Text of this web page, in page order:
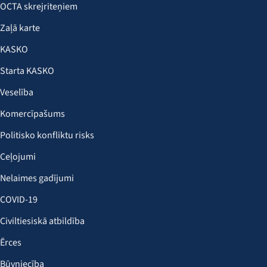
OCTA skrejriteņiem
Zaļā karte
KASKO
Starta KASKO
Veselība
Komercīpašums
Politisko konfliktu risks
Ceļojumi
Nelaimes gadījumi
COVID-19
Civiltiesiskā atbildība
Ērces
Būvniecība